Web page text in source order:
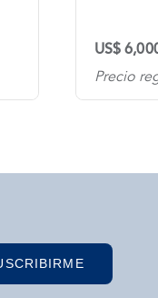
US$
Precio